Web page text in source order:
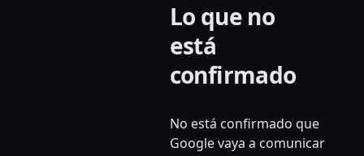
Lo que no
está
confirmado
No está confirmado que
Google vaya a comunicar